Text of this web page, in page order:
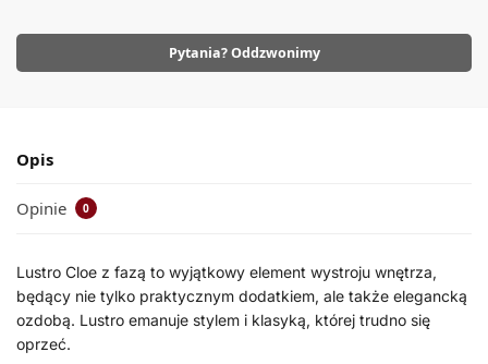
Pytania? Oddzwonimy
Opis
Opinie 0
Lustro Cloe z fazą to wyjątkowy element wystroju wnętrza,
będący nie tylko praktycznym dodatkiem, ale także elegancką
ozdobą. Lustro emanuje stylem i klasyką, której trudno się
oprzeć.